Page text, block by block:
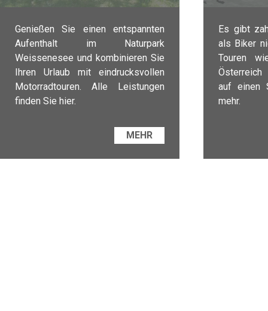
Genießen Sie einen entspannten
Aufenthalt im Naturpark
Weissenesee und kombinieren Sie
Ihren Urlaub mit eindrucksvollen
Motorradtouren. Alle Leistungen
finden Sie hier.
MEHR
Es gibt
als Biker
Touren
auf einen
mehr.